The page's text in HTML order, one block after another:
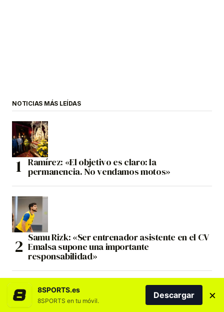
NOTICIAS MÁS LEÍDAS
Ramírez: «El objetivo es claro: la
permanencia. No vendamos motos»
Samu Rizk: «Ser entrenador asistente en el CV
Emalsa supone una importante
responsabilidad»
8SPORTS.es
8SPORTS en tu móvil.
Descargar ×